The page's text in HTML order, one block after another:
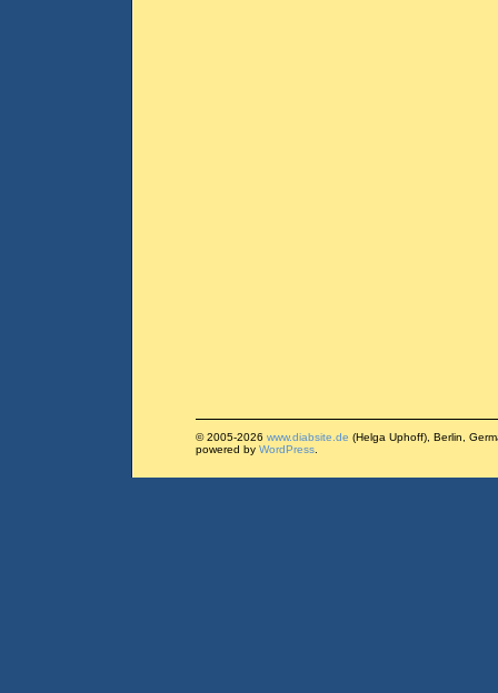
© 2005-2026 www.diabsite.de (Helga Uphoff), Berlin,
powered by WordPress.